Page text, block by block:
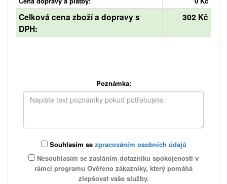
Celková cena zboží a dopravy s
DPH:
302 Kč
Poznámka:
Souhlasím se zpracováním osobních údajů
Nesouhlasím se zasláním dotazníku spokojenosti v
rámci programu Ověřeno zákazníky, který pomáhá
zlepšovat vaše služby.